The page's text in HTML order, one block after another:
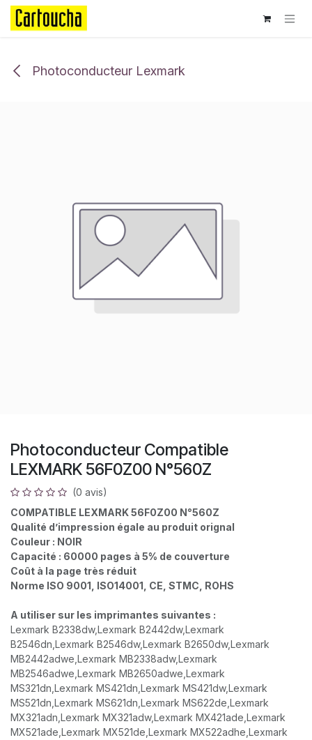
Se rendre au contenu
Photoconducteur Lexmark
Photoconducteur Compatible
LEXMARK 56F0Z00 N°560Z
(0 avis)
COMPATIBLE LEXMARK 56F0Z00 N°560Z
Qualité d’impression égale au produit orignal
Couleur : NOIR
Capacité : 60000 pages à 5% de couverture
Coût à la page très réduit
Norme ISO 9001, ISO14001, CE, STMC, ROHS
A utiliser sur les imprimantes suivantes :
Lexmark B2338dw,Lexmark B2442dw,Lexmark
B2546dn,Lexmark B2546dw,Lexmark B2650dw,Lexmark
MB2442adwe,Lexmark MB2338adw,Lexmark
MB2546adwe,Lexmark MB2650adwe,Lexmark
MS321dn,Lexmark MS421dn,Lexmark MS421dw,Lexmark
MS521dn,Lexmark MS621dn,Lexmark MS622de,Lexmark
MX321adn,Lexmark MX321adw,Lexmark MX421ade,Lexmark
MX521ade,Lexmark MX521de,Lexmark MX522adhe,Lexmark